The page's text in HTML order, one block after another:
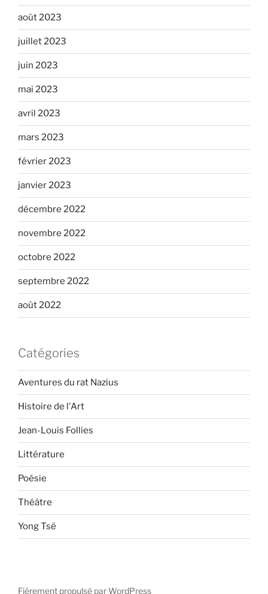
août 2023
juillet 2023
juin 2023
mai 2023
avril 2023
mars 2023
février 2023
janvier 2023
décembre 2022
novembre 2022
octobre 2022
septembre 2022
août 2022
Catégories
Aventures du rat Nazius
Histoire de l'Art
Jean-Louis Follies
Littérature
Poésie
Théâtre
Yong Tsé
Fièrement propulsé par WordPress